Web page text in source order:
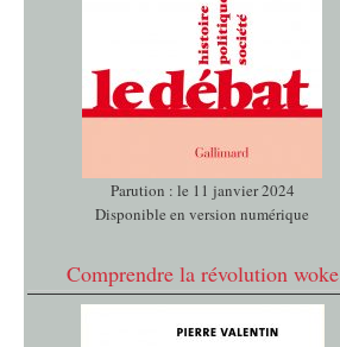
Parution : le 11 janvier 2024
Disponible en version numérique
Comprendre la révolution woke